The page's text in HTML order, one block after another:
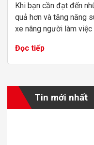
Khi bạn cần đạt đến
quả hơn và tăng năng
xe nâng người làm việc
Đọc tiếp
Tin mới nhất